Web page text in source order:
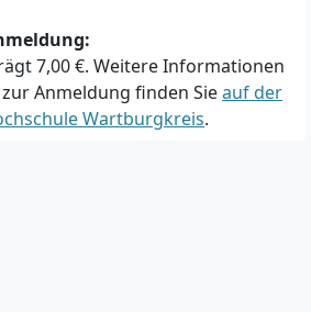
7,00 €. Weitere Informationen
Anmeldung finden Sieauf der
Wartburgkreis.